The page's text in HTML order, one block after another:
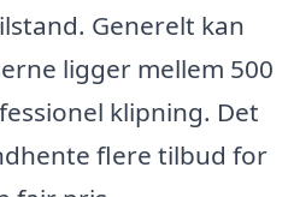
Generelt kan
ligger mellem 500
klipning. Det
flere tilbud for